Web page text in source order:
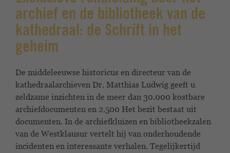
archief en de bibliotheek van de
kathedraal: de Schrift in het
geheim
De middeleeuwse historicus en directeur van de
kathedraalarchieven Dr. Matthias Ludwig geeft u
zeldzame inzichten in de meer dan 30.000 kostbare
archiefdocumenten en 2.500 Het bezit bestaat uit
documenten. In de archiefkluizen en bibliotheekzalen
van de Westklausur vertelt hij van onderhoudende
incidenten en interessante verhalen. Tegelijkertijd